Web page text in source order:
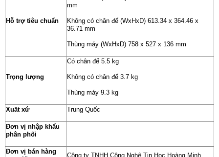
Hỗ trợ tiêu chuẩn
mm
Không có chân đế (WxHxD) 613.34 x 364.46 x
36.71 mm
Thùng máy (WxHxD) 758 x 527 x 136 mm
Trọng lượng
Có chân đế 5.5 kg
Không có chân đế 3.7 kg
Thùng máy 9.3 kg
Xuất xứ Trung Quốc
Đơn vị nhập khẩu
phân phối
Đơn vị bán hàng
Công ty TNHH Công Nghệ Tin Học Hoàng Minh